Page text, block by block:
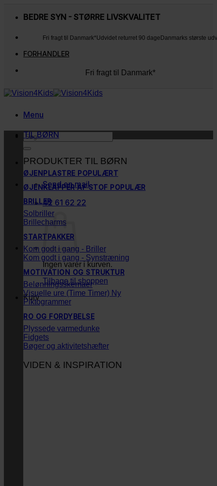
BEDRE SYN - STØRRE LIVSKVALITET
Fri fragt til Danmark*Udvidet returret 90 dage Danmarks største
FORHANDLER
Fri fragt til Danmark*
Menu
Søg
efter:
Send en mail
42 61 62 22
Ingen varer i kurven.
Tilbage til shoppen
Kurv
TIL BØRN
PRODUKTER TIL BØRN
ØJENPLASTRE
ØJENKLAPPER AF STOF
BRILLER
Solbriller
Brillecharms
STARTPAKKER
Kom godt i gang - Briller
Kom godt i gang - Synstræning
MOTIVATION OG STRUKTUR
Belønningsskemaer
Visuelle ure (Time Timer)
Piktogrammer
RO OG FORDYBELSE
Plyssede varmedunke
Fidgets
Bøger og aktivitetshæfter
VIDEN & INSPIRATION